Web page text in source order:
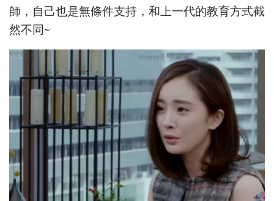
師，自己也是無條件支持，和上一代的教育方式截
然不同~